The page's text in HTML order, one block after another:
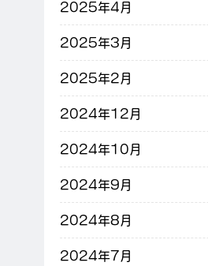
2025年4月
2025年3月
2025年2月
2024年12月
2024年10月
2024年9月
2024年8月
2024年7月